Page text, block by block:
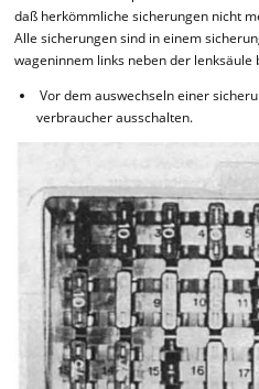
daß herkömmliche sicherungen nicht
Alle sicherungen sind in einem
wageninnem links neben der lenksäule
Vor dem auswechseln einer
verbraucher ausschalten.